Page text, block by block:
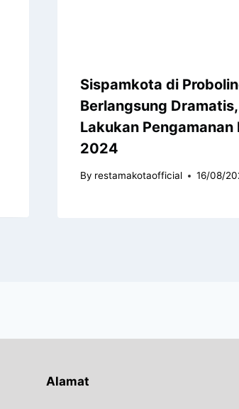
Sispamkota di
Berlangsung
Lakukan Pengamanan
2024
By restamakotaofficial 16/08/
Alamat